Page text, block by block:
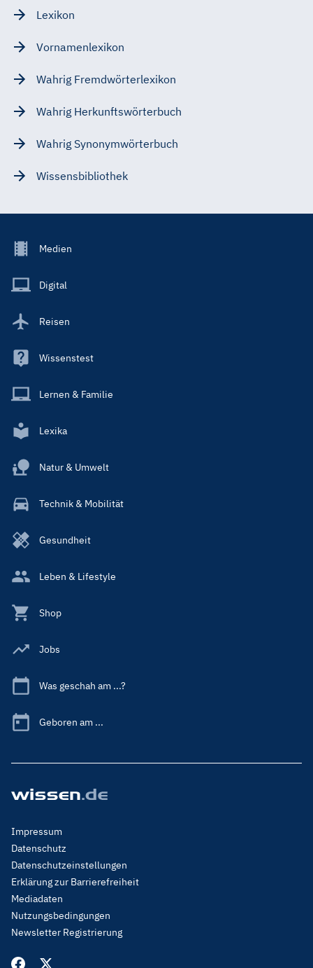
Lexikon
Vornamenlexikon
Wahrig Fremdwörterlexikon
Wahrig Herkunftswörterbuch
Wahrig Synonymwörterbuch
Wissensbibliothek
Footer
Main
Medien
Digital
Reisen
Wissenstest
Lernen & Familie
Lexika
Natur & Umwelt
Technik & Mobilität
Gesundheit
Leben & Lifestyle
Shop
Jobs
Was geschah am ...?
Geboren am ...
Footer
Menu
Legal
Impressum
Datenschutz
Datenschutzeinstellungen
Erklärung zur Barrierefreiheit
Mediadaten
Nutzungsbedingungen
Newsletter Registrierung